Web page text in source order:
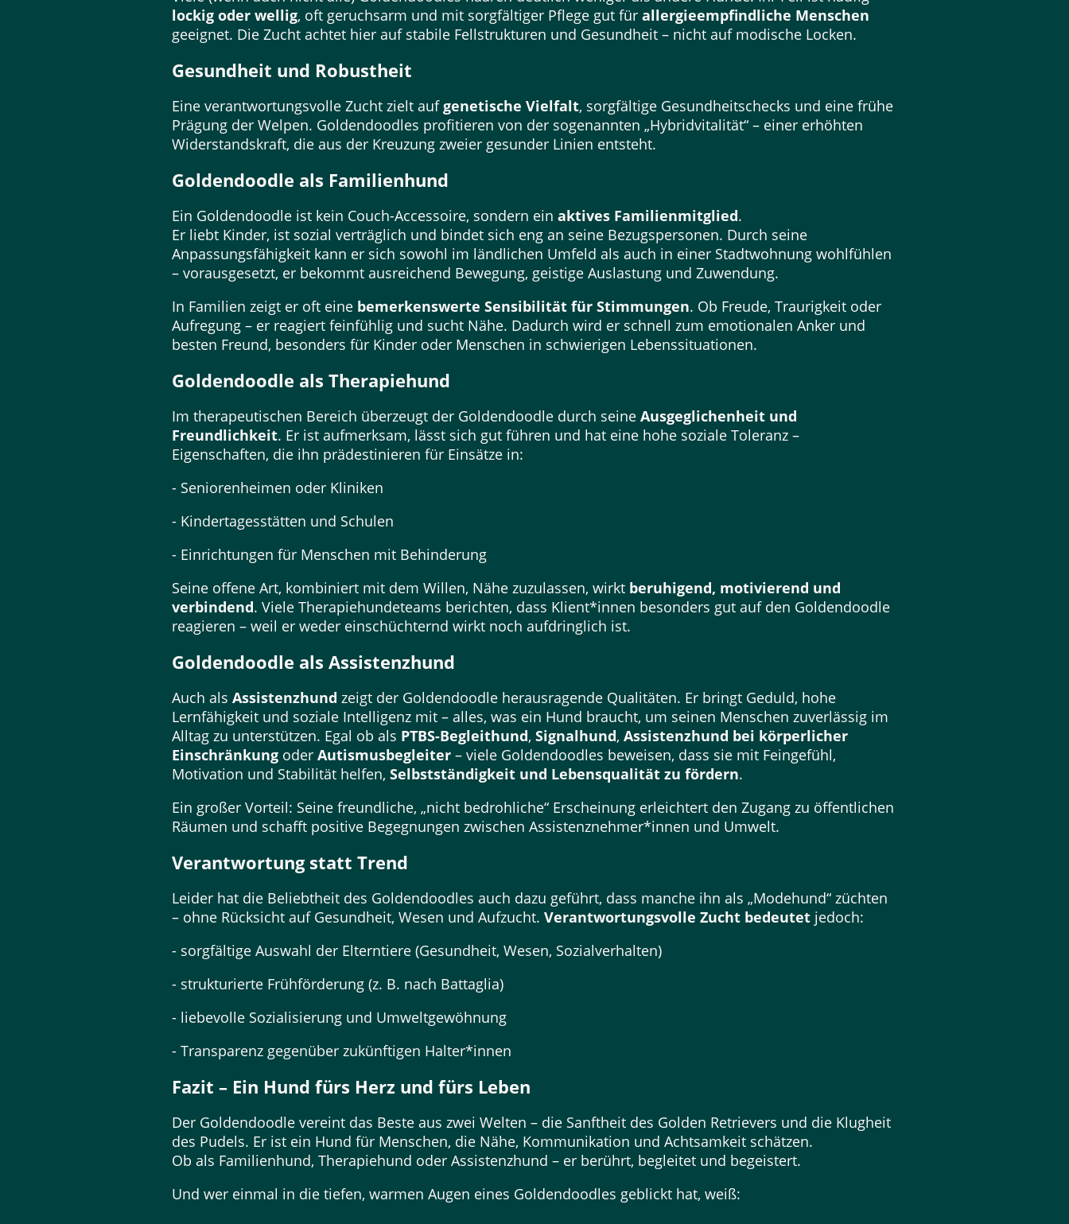
lockig oder wellig, oft geruchsarm und mit sorgfältiger Pflege gut für allergieempfindliche Menschen
geeignet. Die Zucht achtet hier auf stabile Fellstrukturen und Gesundheit – nicht auf modische Locken.
Gesundheit und Robustheit
Eine verantwortungsvolle Zucht zielt aufgenetische Vielfalt, sorgfältige Gesundheitschecks und eine frühe
Prägung der Welpen. Goldendoodles profitieren von der sogenannten „Hybridvitalität“ – einer erhöhten
Widerstandskraft, die aus der Kreuzung zweier gesunder Linien entsteht.
Goldendoodle als Familienhund
Ein Goldendoodle ist kein Couch-Accessoire, sondern ein aktives Familienmitglied.
Er liebt Kinder, ist sozial verträglich und bindet sich eng an seine Bezugspersonen. Durch seine
Anpassungsfähigkeit kann er sich sowohl im ländlichen Umfeld als auch in einer Stadtwohnung wohlfühlen
– vorausgesetzt, er bekommt ausreichend Bewegung, geistige Auslastung und Zuwendung.
In Familien zeigt er oft eine bemerkenswerte Sensibilität für Stimmungen. Ob Freude, Traurigkeit oder
Aufregung – er reagiert feinfühlig und sucht Nähe. Dadurch wird er schnell zum emotionalen Anker und
besten Freund, besonders für Kinder oder Menschen in schwierigen Lebenssituationen.
Goldendoodle als Therapiehund
Im therapeutischen Bereich überzeugt der Goldendoodle durch seine Ausgeglichenheit und
Freundlichkeit. Er ist aufmerksam, lässt sich gut führen und hat eine hohe soziale Toleranz –
Eigenschaften, die ihn prädestinieren für Einsätze in:
- Seniorenheimen oder Kliniken
- Kindertagesstätten und Schulen
- Einrichtungen für Menschen mit Behinderung
Seine offene Art, kombiniert mit dem Willen, Nähe zuzulassen, wirkt beruhigend, motivierend und
verbindend. Viele Therapiehundeteams berichten, dass Klient*innen besonders gut auf den Goldendoodle
reagieren – weil er weder einschüchternd wirkt noch aufdringlich ist.
Goldendoodle als Assistenzhund
Auch als Assistenzhund zeigt der Goldendoodle herausragende Qualitäten. Er bringt Geduld, hohe
Lernfähigkeit und soziale Intelligenz mit – alles, was ein Hund braucht, um seinen Menschen zuverlässig im
Alltag zu unterstützen. Egal ob als PTBS-Begleithund, Signalhund, Assistenzhund bei körperlicher
Einschränkung oder Autismusbegleiter – viele Goldendoodles beweisen, dass sie mit Feingefühl,
Motivation und Stabilität helfen, Selbstständigkeit und Lebensqualität zu fördern.
Ein großer Vorteil: Seine freundliche, „nicht bedrohliche“ Erscheinung erleichtert den Zugang zu öffentlichen
Räumen und schafft positive Begegnungen zwischen Assistenznehmer*innen und Umwelt.
Verantwortung statt Trend
Leider hat die Beliebtheit des Goldendoodles auch dazu geführt, dass manche ihn als „Modehund“ züchten
– ohne Rücksicht auf Gesundheit, Wesen und Aufzucht. Verantwortungsvolle Zucht bedeutet jedoch:
- sorgfältige Auswahl der Elterntiere (Gesundheit, Wesen, Sozialverhalten)
- strukturierte Frühförderung (z. B. nach Battaglia)
- liebevolle Sozialisierung und Umweltgewöhnung
- Transparenz gegenüber zukünftigen Halter*innen
Fazit – Ein Hund fürs Herz und fürs Leben
Der Goldendoodle vereint das Beste aus zwei Welten – die Sanftheit des Golden Retrievers und die Klugheit
des Pudels. Er ist ein Hund für Menschen, die Nähe, Kommunikation und Achtsamkeit schätzen.
Ob als Familienhund, Therapiehund oder Assistenzhund – er berührt, begleitet und begeistert.
Und wer einmal in die tiefen, warmen Augen eines Goldendoodles geblickt hat, weiß: